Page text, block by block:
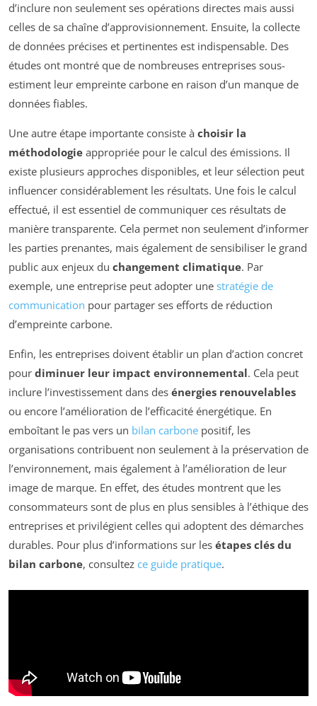
d’inclure non seulement ses opérations directes mais aussi
celles de sa chaîne d’approvisionnement. Ensuite, la collecte
de données précises et pertinentes est indispensable. Des
études ont montré que de nombreuses entreprises sous-
estiment leur empreinte carbone en raison d’un manque de
données fiables.
Une autre étape importante consiste à choisir la
méthodologie appropriée pour le calcul des émissions. Il
existe plusieurs approches disponibles, et leur sélection peut
influencer considérablement les résultats. Une fois le calcul
effectué, il est essentiel de communiquer ces résultats de
manière transparente. Cela permet non seulement d’informer
les parties prenantes, mais également de sensibiliser le grand
public aux enjeux du changement climatique. Par
exemple, une entreprise peut adopter une stratégie de
communication pour partager ses efforts de réduction
d’empreinte carbone.
Enfin, les entreprises doivent établir un plan d’action concret
pour diminuer leur impact environnemental. Cela peut
inclure l’investissement dans des énergies renouvelables
ou encore l’amélioration de l’efficacité énergétique. En
emboîtant le pas vers un bilan carbone positif, les
organisations contribuent non seulement à la préservation de
l’environnement, mais également à l’amélioration de leur
image de marque. En effet, des études montrent que les
consommateurs sont de plus en plus sensibles à l’éthique des
entreprises et privilégient celles qui adoptent des démarches
durables. Pour plus d’informations sur les étapes clés du
bilan carbone, consultez ce guide pratique.